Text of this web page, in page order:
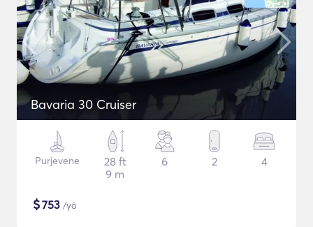
Bavaria 30 Cruiser
Purjevene
28 ft
9 m
6 2 4
$753 /yö